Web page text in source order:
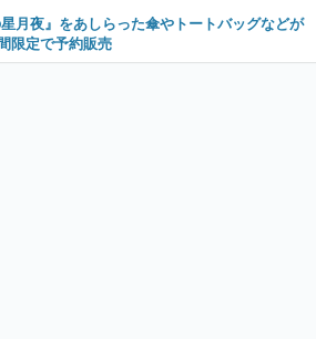
月夜』をあしらった傘やトートバッグなどが
限定で予約販売